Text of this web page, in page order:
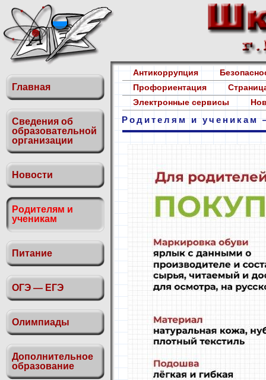
Главная
Сведения об
образовательной
организации
Новости
Родителям и
ученикам
Питание
ОГЭ — ЕГЭ
Олимпиады
Дополнительное
образование
Антикоррупция
Профориентация
Электронные сервисы
Родителям и ученикам